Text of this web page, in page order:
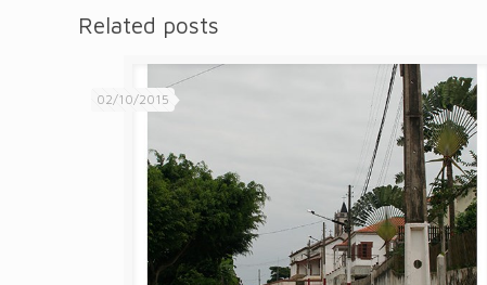
Related posts
02/10/2015